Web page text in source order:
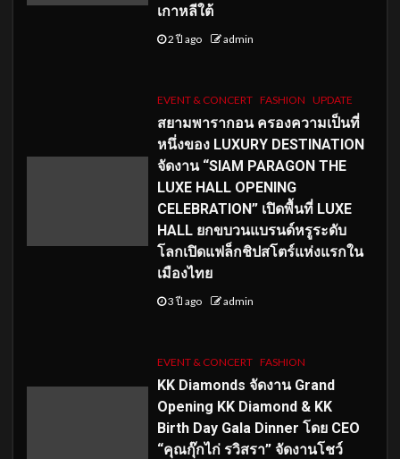
เกาหลีใต้
2 ปี ago admin
EVENT & CONCERT FASHION UPDATE
สยามพารากอน ครองความเป็นที่
หนึ่งของ LUXURY DESTINATION
จัดงาน “SIAM PARAGON THE
LUXE HALL OPENING
CELEBRATION” เปิดพื้นที่ LUXE
HALL ยกขบวนแบรนด์หรูระดับ
โลกเปิดแฟล็กชิปสโตร์แห่งแรกใน
เมืองไทย
3 ปี ago admin
EVENT & CONCERT FASHION
KK Diamonds จัดงาน Grand
Opening KK Diamond & KK
Birth Day Gala Dinner โดย CEO
“คุณกุ๊กไก่ รวิสรา” จัดงานโชว์